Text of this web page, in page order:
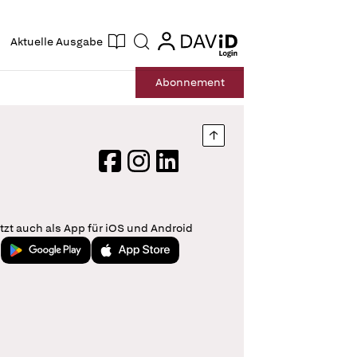
Aktuelle Ausgabe Suche login
login
Abonnement
Nach oben springen
FacebookInstagram
LinkedIn
auch als App für iOS und Android
Jetzt bei Google PlayLaden im App Store